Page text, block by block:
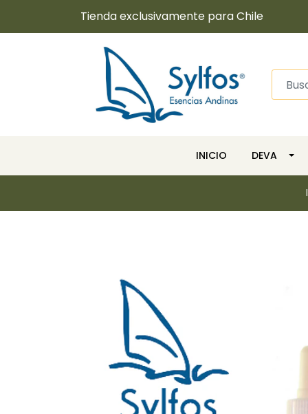
Tienda exclusivamente para Chile
INICIO DEVA